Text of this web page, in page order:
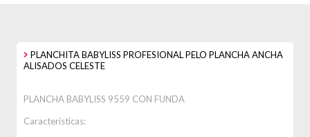
PLANCHITA BABYLISS PROFESIONAL PELO PLANCHA ANCHA
ALISADOS CELESTE
PLANCHA BABYLISS 9559 CON FUNDA
Características: